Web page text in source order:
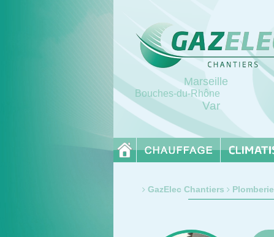
Marseille
Bouches-du-Rhône
Var
GazElec Chantiers Plomberie